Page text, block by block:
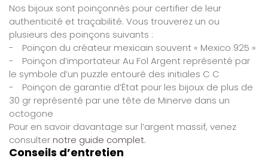
Nos bijoux sont poinçonnés pour certifier de leur
authenticité et traçabilité. Vous trouverez un ou
plusieurs des poinçons suivants :
-
Poinçon du créateur mexicain souvent « Mexico 925 »
-
Poinçon d’importateur Au Fol Argent représenté par
le symbole d’un puzzle entouré des initiales C C
-
Poinçon de garantie d’État pour les bijoux de plus de
30 gr représenté par une tête de Minerve dans un
octogone
Pour en savoir davantage sur l’argent massif, venez
consulter notre guide complet.
Conseils d’entretien